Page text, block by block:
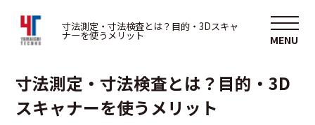
寸法測定・寸法検査とは？目的・3Dスキャ
ナーを使うメリット
2025/01/15
寸法測定・寸法検査とは？目的・3D
スキャナーを使うメリット